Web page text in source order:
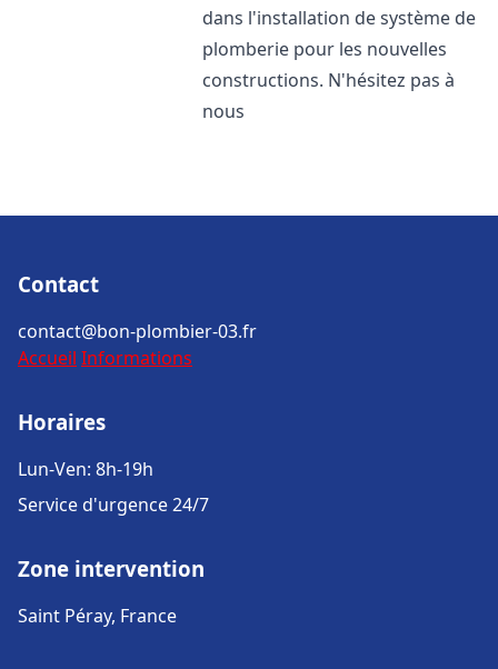
dans l'installation de système de
plomberie pour les nouvelles
constructions. N'hésitez pas à
nous
Contact
contact@bon-plombier-03.fr
Accueil Informations
Horaires
Lun-Ven: 8h-19h
Service d'urgence 24/7
Zone intervention
Saint Péray, France